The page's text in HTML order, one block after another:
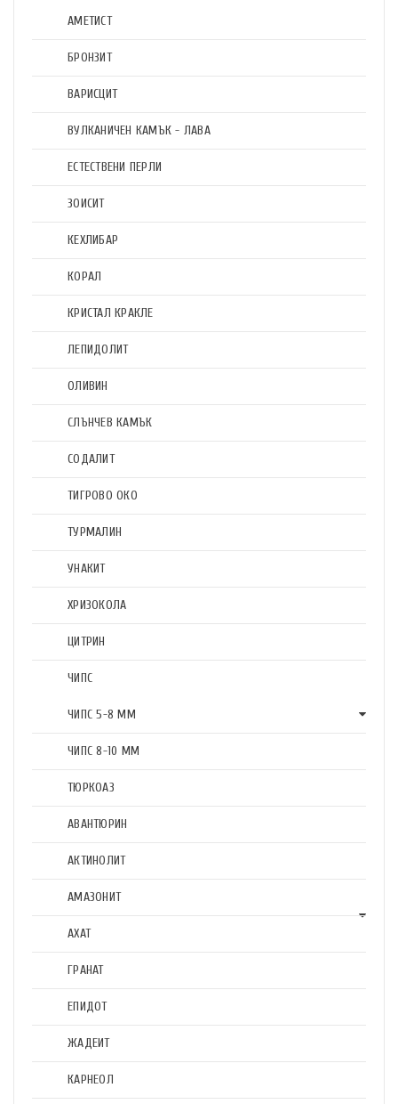
АМЕТИСТ
БРОНЗИТ
ВАРИСЦИТ
ВУЛКАНИЧЕН КАМЪК - ЛАВА
ЕСТЕСТВЕНИ ПЕРЛИ
ЗОИСИТ
КЕХЛИБАР
КОРАЛ
КРИСТАЛ КРАКЛЕ
ЛЕПИДОЛИТ
ОЛИВИН
СЛЪНЧЕВ КАМЪК
СОДАЛИТ
ТИГРОВО ОКО
ТУРМАЛИН
УНАКИТ
ХРИЗОКОЛА
ЦИТРИН
ЧИПС
ЧИПС 5-8 ММ
ЧИПС 8-10 ММ
ТЮРКОАЗ
АВАНТЮРИН
АКТИНОЛИТ
АМАЗОНИТ
АХАТ
ГРАНАТ
ЕПИДОТ
ЖАДЕИТ
КАРНЕОЛ